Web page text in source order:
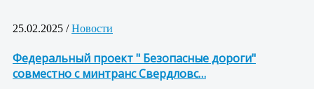
25.02.2025 /Новости
Федеральный проект " Безопасные дороги"
совместно с минтранс Свердловс…